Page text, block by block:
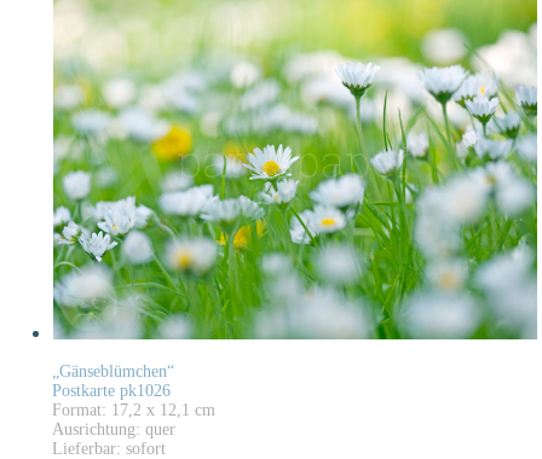
„Gänseblümchen“
Postkarte pk1026
Format: 17,2 x 12,1 cm
Ausrichtung: quer
Lieferbar: sofort